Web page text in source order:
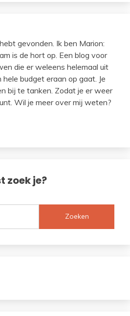
gevonden. Ik ben Marion:
is de hort op. Een blog voor
die er weleens helemaal uit
budget eraan op gaat. Je
bij te tanken. Zodat je er weer
Wil je meer over mij weten?
zoek je?